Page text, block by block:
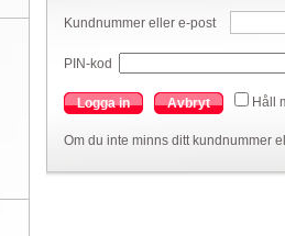
Kundnummer eller e-post
PIN-kod
Logga in Avbryt Håll
Om du inte minns ditt kundnummer